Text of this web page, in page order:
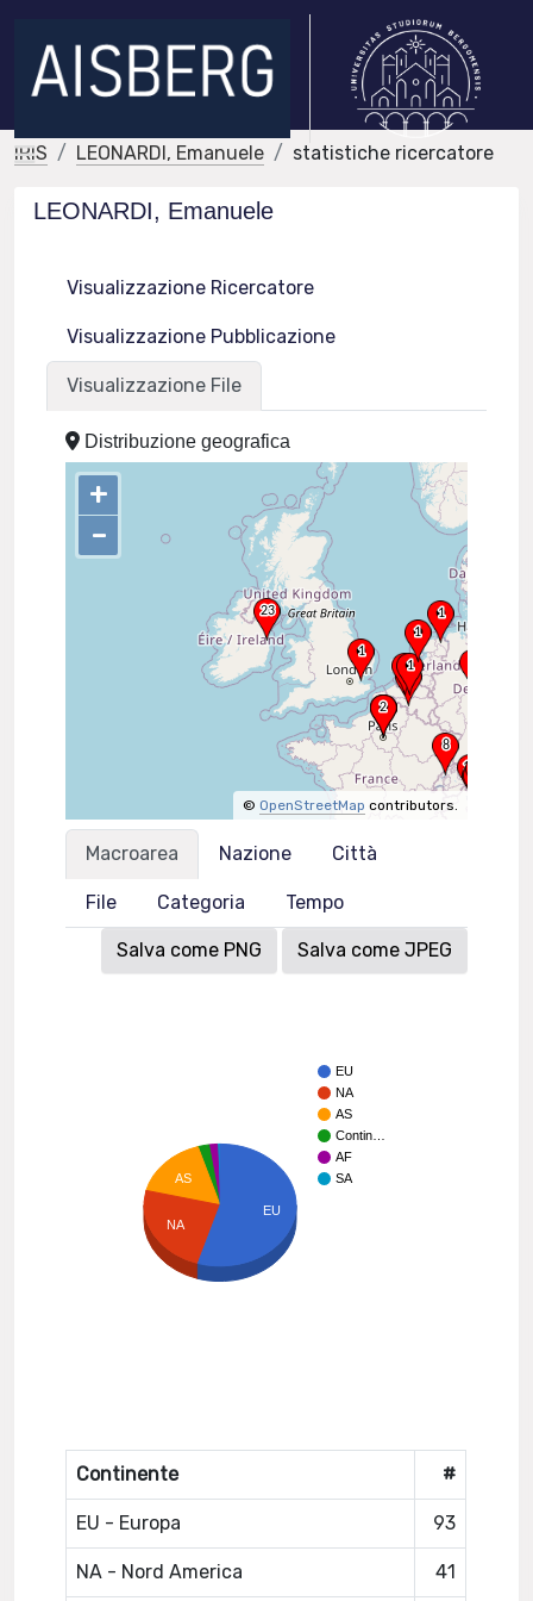
IRIS LEONARDI, Emanuele statistiche ricercatore
LEONARDI, Emanuele
Visualizzazione Ricercatore
Visualizzazione Pubblicazione
Visualizzazione File
Distribuzione geografica
+
–
© OpenStreetMap contributors.
Macroarea Nazione Città
File Categoria Tempo
Salva come PNG Salva come JPEG
EU
NA
AS
Contin…
AF
SA
AS
NA
EU
Continente #
EU - Europa 93
NA - Nord America 41